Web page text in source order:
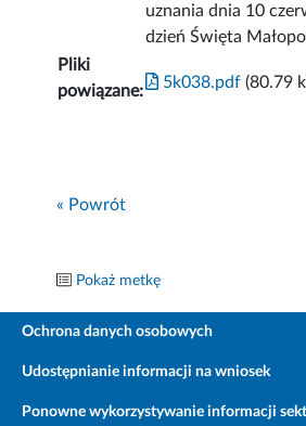
uznania dnia 10
dzień Święta
Pliki
powiązane:
5k038.pdf (80.79
« Powrót
Pokaż metkę
Ochrona danych osobowych
Udostępnianie informacji na wniosek
Ponowne wykorzystywanie informacji